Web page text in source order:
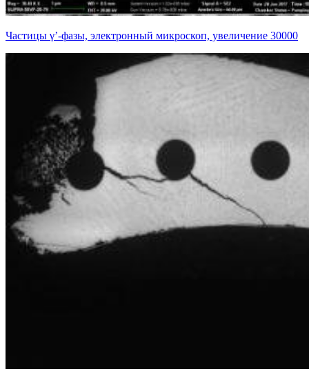
Частицы γ’-фазы, электронный микроскоп, увеличение 30000